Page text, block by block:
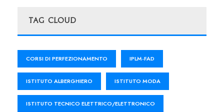
Tag Cloud
CORSI DI PERFEZIONAMENTO IPLM-FAD
ISTITUTO ALBERGHIERO ISTITUTO MODA
ISTITUTO TECNICO ELETTRICO/ELETTRONICO